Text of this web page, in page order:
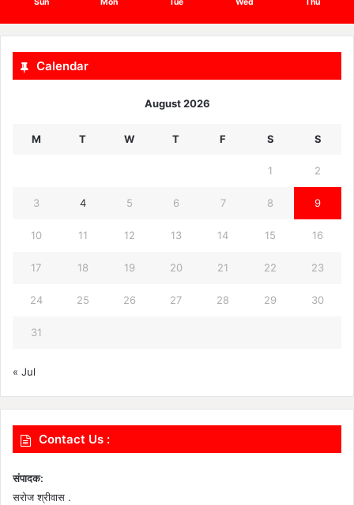
Calendar
August 2026
M T W T F S S
1 2
3 4 5 6 7 8 9
10 11 12 13 14 15 16
17 18 19 20 21 22 23
24 25 26 27 28 29 30
31
« Jul
Contact Us :
संपादक:
सरोज श्रीवास .